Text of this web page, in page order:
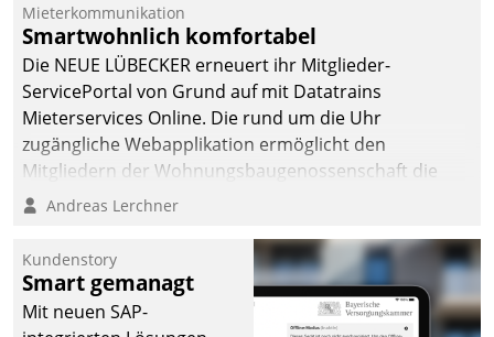
deutscher
Wohnungsunternehmen
– und beschleunigt damit
den Weg vom
Mieteranliegen zum
Dienstleisterauftrag.
Mieterkommunikation
Smartwohnlich komfortabel
Die NEUE LÜBECKER erneuert ihr Mitglieder-
ServicePortal von Grund auf mit Datatrains
Mieterservices Online. Die rund um die Uhr
zugängliche Webapplikation ermöglicht den
Mitgliedern der Wohnungs­bau­genossenschaft die
Kontaktaufnahme per Smartphone, Tablet oder PC.
Andreas Lerchner
Kundenstory
Smart gemanagt
Mit neuen SAP-